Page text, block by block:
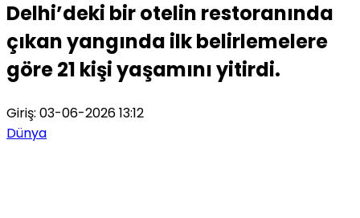
Delhi’deki bir otelin restoranında
çıkan yangında ilk belirlemelere
göre 21 kişi yaşamını yitirdi.
Giriş: 03-06-2026 13:12
Dünya